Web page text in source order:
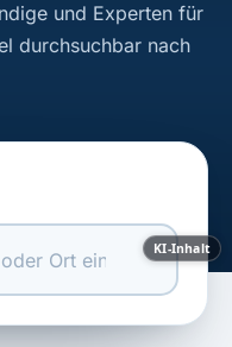
und Experten für
durchsuchbar nach
KI-Inhalt